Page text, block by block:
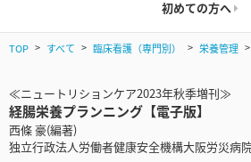
初めての方へ
TOP すべて 臨床看護（専門別） 栄養管理
≪ニュートリションケア2023年秋季増刊≫
経腸栄養プランニング【電子版】
西條 豪(編著)
独立行政法人労働者健康安全機構大阪労災病